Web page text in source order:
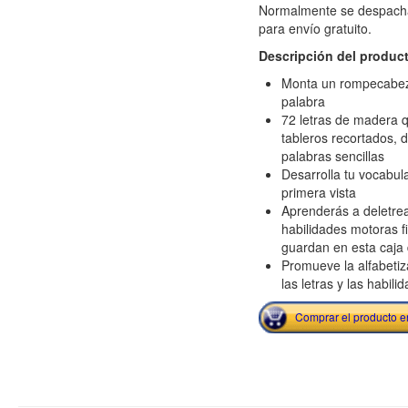
Normalmente se
para envío gratuito.
Descripción del
Monta un
palabra
72 letras de madera
tableros recortados,
palabras sencillas
Desarrolla tu
primera vista
Aprenderás a
habilidades motoras
guardan en esta
Promueve la
las letras y las
Comprar el producto